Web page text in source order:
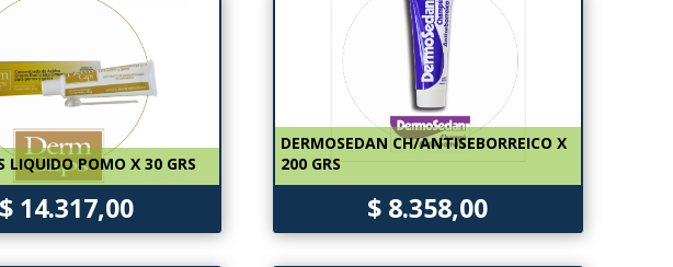
LIQUIDO POMO X 30 GRS
$ 14.317,00
DERMOSEDAN CH/ANTISEBORREICO X
200 GRS
$ 8.358,00